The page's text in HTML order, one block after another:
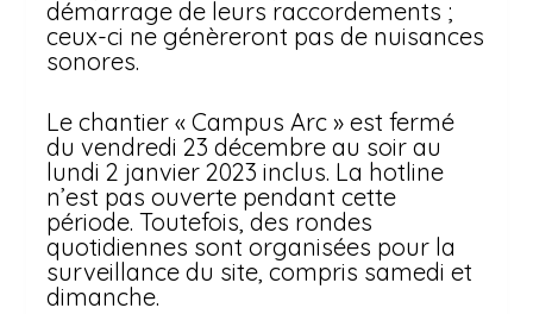
démarrage de leurs raccordements ;
ceux-ci ne génèreront pas de nuisances
sonores.
Le chantier « Campus Arc » est fermé
du vendredi 23 décembre au soir au
lundi 2 janvier 2023 inclus. La hotline
n’est pas ouverte pendant cette
période. Toutefois, des rondes
quotidiennes sont organisées pour la
surveillance du site, compris samedi et
dimanche.